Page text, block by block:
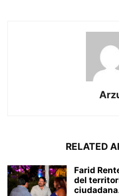
RELATED
Farid
del